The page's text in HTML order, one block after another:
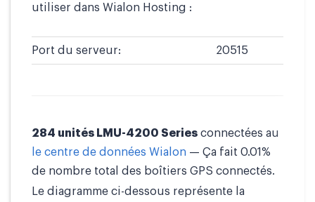
utiliser dans Wialon Hosting :
Port du serveur: 20515
284 unités LMU-4200 Series connectées au
le centre de données Wialon — Ça fait 0.01%
de nombre total des boîtiers GPS connectés.
Le diagramme ci-dessous représente la